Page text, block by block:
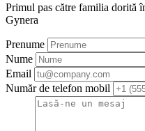
Primul pas către familia dorită
Gynera
Prenume
Nume
Email
Număr de telefon mobil